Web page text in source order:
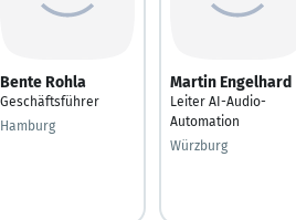
Bente Rohla
Geschäftsführer
Hamburg
Martin Engelhard
Leiter AI-Audio-
Automation
Würzburg